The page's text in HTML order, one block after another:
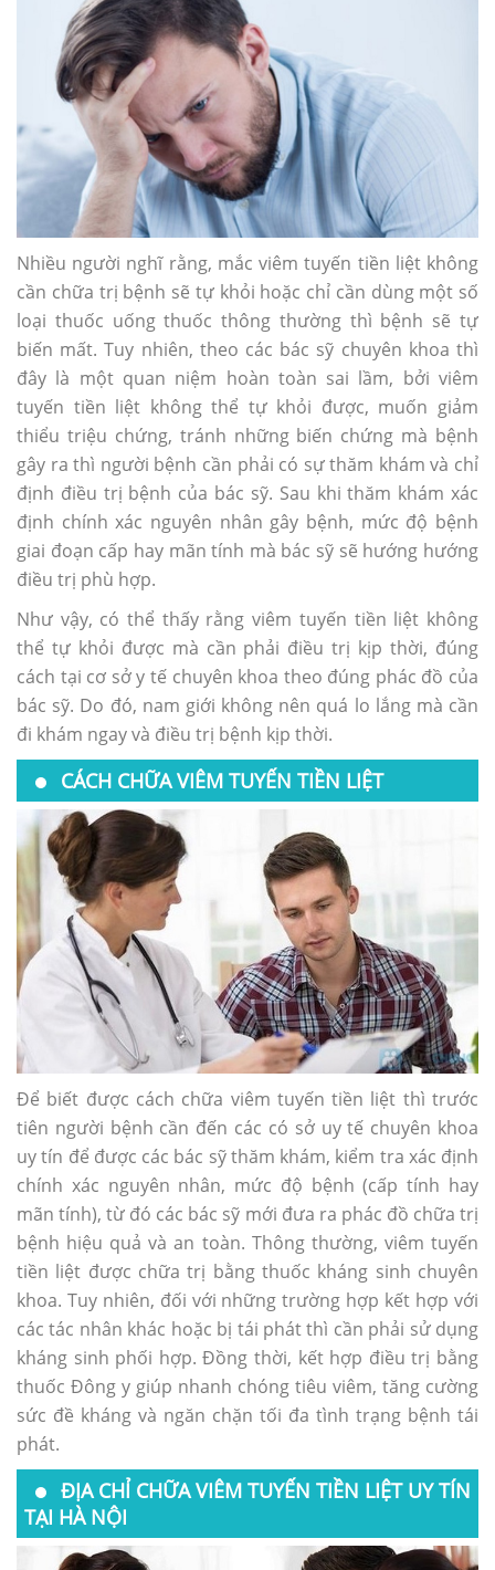
Nhiều người nghĩ rằng, mắc viêm tuyến tiền liệt không
cần chữa trị bệnh sẽ tự khỏi hoặc chỉ cần dùng một số
loại thuốc uống thuốc thông thường thì bệnh sẽ tự
biến mất. Tuy nhiên, theo các bác sỹ chuyên khoa thì
đây là một quan niệm hoàn toàn sai lầm, bởi viêm
tuyến tiền liệt không thể tự khỏi được, muốn giảm
thiểu triệu chứng, tránh những biến chứng mà bệnh
gây ra thì người bệnh cần phải có sự thăm khám và chỉ
định điều trị bệnh của bác sỹ. Sau khi thăm khám xác
định chính xác nguyên nhân gây bệnh, mức độ bệnh
giai đoạn cấp hay mãn tính mà bác sỹ sẽ hướng hướng
điều trị phù hợp.
Như vậy, có thể thấy rằng viêm tuyến tiền liệt không
thể tự khỏi được mà cần phải điều trị kịp thời, đúng
cách tại cơ sở y tế chuyên khoa theo đúng phác đồ của
bác sỹ. Do đó, nam giới không nên quá lo lắng mà cần
đi khám ngay và điều trị bệnh kịp thời.
CÁCH CHỮA VIÊM TUYẾN TIỀN LIỆT
Để biết được cách chữa viêm tuyến tiền liệt thì trước
tiên người bệnh cần đến các có sở uy tế chuyên khoa
uy tín để được các bác sỹ thăm khám, kiểm tra xác định
chính xác nguyên nhân, mức độ bệnh (cấp tính hay
mãn tính), từ đó các bác sỹ mới đưa ra phác đồ chữa trị
bệnh hiệu quả và an toàn. Thông thường, viêm tuyến
tiền liệt được chữa trị bằng thuốc kháng sinh chuyên
khoa. Tuy nhiên, đối với những trường hợp kết hợp với
các tác nhân khác hoặc bị tái phát thì cần phải sử dụng
kháng sinh phối hợp. Đồng thời, kết hợp điều trị bằng
thuốc Đông y giúp nhanh chóng tiêu viêm, tăng cường
sức đề kháng và ngăn chặn tối đa tình trạng bệnh tái
phát.
ĐỊA CHỈ CHỮA VIÊM TUYẾN TIỀN LIỆT UY TÍN
TẠI HÀ NỘI